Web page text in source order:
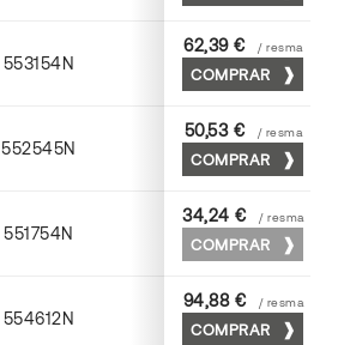
553154N 52 x 70
62,39 € / resma
COMPRAR
552545N 45 x 64
50,53 € / resma
COMPRAR
551754N 52 x 70
34,24 € / resma
COMPRAR
554612N 72 x 102
94,88 € / resma
COMPRAR